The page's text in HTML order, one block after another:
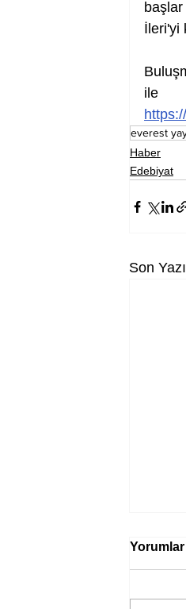
İleri'yi
everest
Haber
Edebiyat
Son
Yorumlar